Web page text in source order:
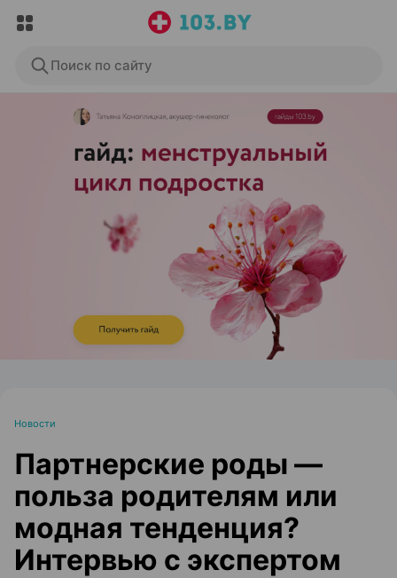
Поиск по сайту
ЭФФЕКТИВНАЯ РЕКЛАМА НА САЙТЕ
Новости
Партнерские роды —
польза родителям или
модная тенденция?
Интервью с экспертом